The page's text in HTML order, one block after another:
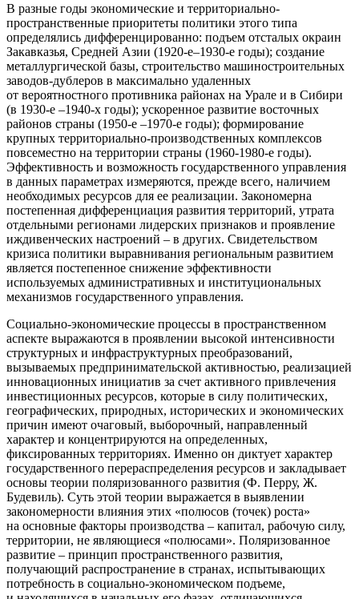
В разные годы экономические и территориально-
пространственные приоритеты политики этого типа
определялись дифференцированно: подъем отсталых окраин
Закавказья, Средней Азии (1920-е–1930-е годы); создание
металлургической базы, строительство машиностроительных
заводов-дублеров в максимально удаленных
от вероятностного противника районах на Урале и в Сибири
(в 1930-е –1940-х годы); ускоренное развитие восточных
районов страны (1950-е –1970-е годы); формирование
крупных территориально-производственных комплексов
повсеместно на территории страны (1960-1980-е годы).
Эффективность и возможность государственного управления
в данных параметрах измеряются, прежде всего, наличием
необходимых ресурсов для ее реализации. Закономерна
постепенная дифференциация развития территорий, утрата
отдельными регионами лидерских признаков и проявление
иждивенческих настроений – в других. Свидетельством
кризиса политики выравнивания региональным развитием
является постепенное снижение эффективности
используемых административных и институциональных
механизмов государственного управления.
Социально-экономические процессы в пространственном
аспекте выражаются в проявлении высокой интенсивности
структурных и инфраструктурных преобразований,
вызываемых предпринимательской активностью, реализацией
инновационных инициатив за счет активного привлечения
инвестиционных ресурсов, которые в силу политических,
географических, природных, исторических и экономических
причин имеют очаговый, выборочный, направленный
характер и концентрируются на определенных,
фиксированных территориях. Именно он диктует характер
государственного перераспределения ресурсов и закладывает
основы теории поляризованного развития (Ф. Перру, Ж.
Будевиль). Суть этой теории выражается в выявлении
закономерности влияния этих «полюсов (точек) роста»
на основные факторы производства – капитал, рабочую силу,
территории, не являющиеся «полюсами». Поляризованное
развитие – принцип пространственного развития,
получающий распространение в странах, испытывающих
потребность в социально-экономическом подъеме,